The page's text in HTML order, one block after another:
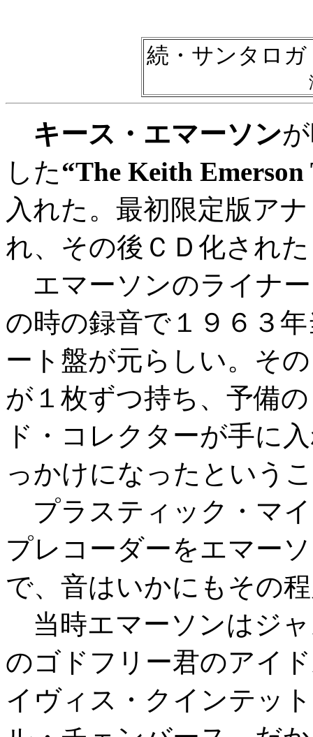
続・サンタロ
キース・エマーソン
した“The Keith Emerson
入れた。最初限定版ア
れ、その後ＣＤ化され
エマーソンのライナ
の時の録音で１９６３
ート盤が元らしい。そ
が１枚ずつ持ち、予備
ド・コレクターが手に
っかけになったという
プラスティック・マ
プレコーダーをエマー
で、音はいかにもその
当時エマーソンはジ
のゴドフリー君のアイ
イヴィス・クインテッ